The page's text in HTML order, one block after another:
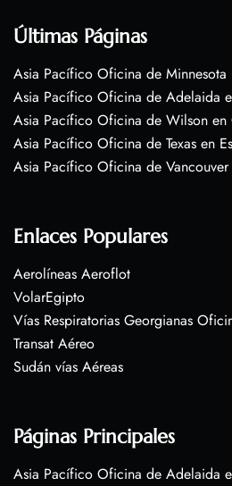
Últimas Páginas
Asia Pacífico Oficina de Minnesota
Asia Pacífico Oficina de Adelaida
Asia Pacífico Oficina de Wilson
Asia Pacífico Oficina de Texas en
Asia Pacífico Oficina de Vancouver
Enlaces Populares
Aerolíneas Aeroflot
VolarEgipto
Vías Respiratorias Georgianas
Transat Aéreo
Sudán vías Aéreas
Páginas Principales
Asia Pacífico Oficina de Adelaida